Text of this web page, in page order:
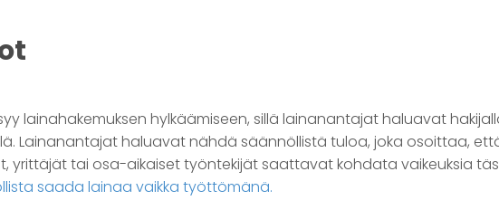
lainahakemuksen hylkäämiseen, sillä lainanantajat haluavat
Lainanantajat haluavat nähdä säännöllistä tuloa, joka osoittaa,
yrittäjät tai osa-aikaiset työntekijät saattavat kohdata vaikeuksia
saada lainaa vaikka työttömänä.